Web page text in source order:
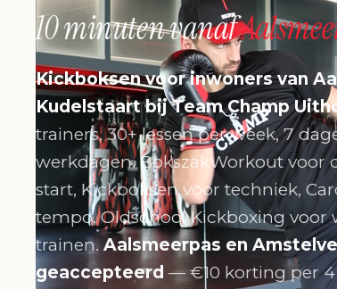
10 minuten vanaf
Kickboksen voor inwoners van
Kudelstaart bij Team Champ
trainers, 30+ lessen per week, 7
werkdagen. BokszakWorkout voor
start, Kickboksen voor techniek,
tempo, Oldschool Kickboxing voor
trainen.Aalsmeerpas en
geaccepteerd — €10 korting per 4